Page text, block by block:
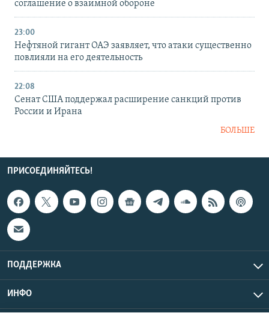
соглашение о взаимной обороне
23:00
Нефтяной гигант ОАЭ заявляет, что атаки существенно
повлияли на его деятельность
22:08
Сенат США поддержал расширение санкций против
России и Ирана
БОЛЬШЕ
ПРИСОЕДИНЯЙТЕСЬ!
ПОДДЕРЖКА
ИНФО